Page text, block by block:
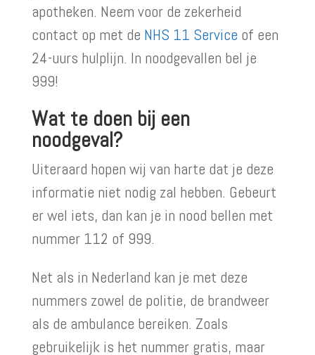
apotheken. Neem voor de zekerheid
contact op met de NHS 11 Service of een
24-uurs hulplijn. In noodgevallen bel je
999!
Wat te doen bij een
noodgeval?
Uiteraard hopen wij van harte dat je deze
informatie niet nodig zal hebben. Gebeurt
er wel iets, dan kan je in nood bellen met
nummer 112 of 999.
Net als in Nederland kan je met deze
nummers zowel de politie, de brandweer
als de ambulance bereiken. Zoals
gebruikelijk is het nummer gratis, maar